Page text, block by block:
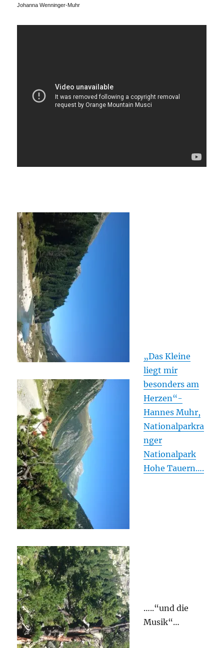
Johanna Wenninger-Muhr
„Das Kleine
liegt mir
besonders am
Herzen“-
Hannes Muhr,
Nationalparkra
nger
Nationalpark
Hohe Tauern….
…..“und die
Musik“…